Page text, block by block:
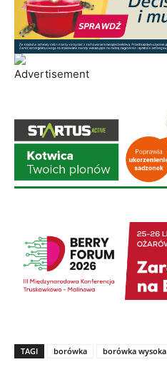
TAGI borówka borówka wysoka